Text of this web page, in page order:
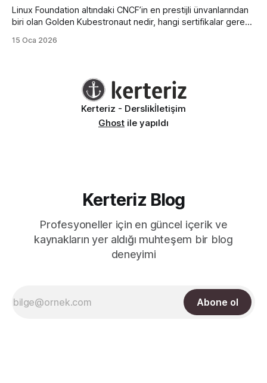
Linux Foundation altındaki CNCF’in en prestijli ünvanlarından
biri olan Golden Kubestronaut nedir, hangi sertifikalar gerekir
Golden Kubestronaut’undan adım adım başarı rehberi.
15 Oca 2026
Kerteriz - Derslikİletişim
Ghost ile yapıldı
Kerteriz Blog
Profesyoneller için en güncel içerik ve
kaynakların yer aldığı muhteşem bir blog
deneyimi
Abone ol